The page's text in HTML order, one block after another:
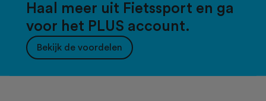
Haal meer uit Fietssport en ga
voor het PLUS account.
Bekijk de voordelen